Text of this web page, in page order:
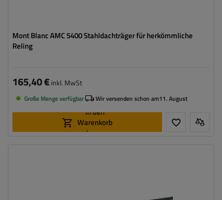
Mont Blanc AMC 5400 Stahldachträger für herkömmliche
Reling
165,40 €inkl. MwSt
Große Menge verfügbar Wir versenden schon am11. August
In den
Warenkorb
legen